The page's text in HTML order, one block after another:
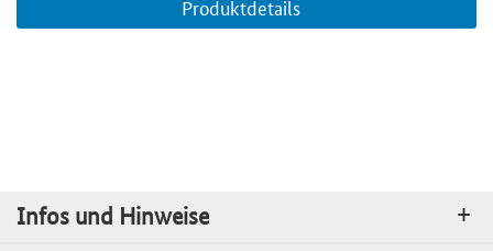
Produktdetails
Infos und Hinweise